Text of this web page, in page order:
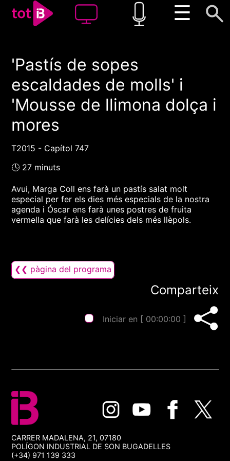
☰
00:00 00:00
1x
'Pastís de sopes
escaldades de molls' i
'Mousse de llimona dolça i
mores
T2015 - Capítol 747
🕓 27 minuts
Avui, Marga Coll ens farà un pastís salat molt
especial per fer els dies més especials de la nostra
agenda i Óscar ens farà unes postres de fruita
vermella que farà les delícies dels més llèpols.
❮❮ pàgina del programa
Comparteix
Iniciar en [ 00:00:00 ]
CARRER MADALENA, 21, 07180
POLÍGON INDUSTRIAL DE SON BUGADELLES
(+34) 971 139 333